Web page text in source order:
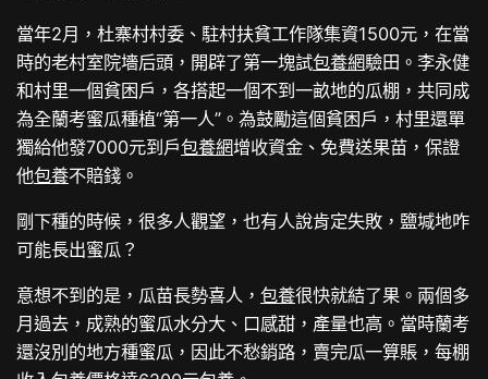
當年2月，杜寨村村委、駐村扶貧工作隊集資1500元，在當
時的老村室院墻后頭，開辟了第一塊試包養網驗田。李永健
和村里一個貧困戶，各搭起一個不到一畝地的瓜棚，共同成
為全蘭考蜜瓜種植“第一人”。為鼓勵這個貧困戶，村里還單
獨給他發7000元到戶包養網增收資金、免費送果苗，保證
他包養不賠錢。
剛下種的時候，很多人觀望，也有人說肯定失敗，鹽堿地咋
可能長出蜜瓜？
意想不到的是，瓜苗長勢喜人，包養很快就結了果。兩個多
月過去，成熟的蜜瓜水分大、口感甜，產量也高。當時蘭考
還沒別的地方種蜜瓜，因此不愁銷路，賣完瓜一算賬，每棚